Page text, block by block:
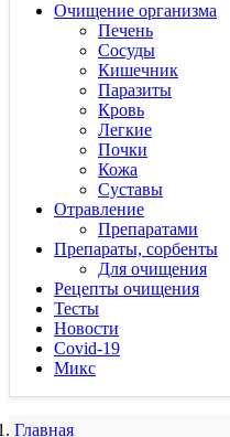
Очищение организма
Печень
Сосуды
Кишечник
Паразиты
Кровь
Легкие
Почки
Кожа
Суставы
Отравление
Препаратами
Препараты, сорбенты
Для очищения
Рецепты очищения
Тесты
Новости
Covid-19
Микс
Главная